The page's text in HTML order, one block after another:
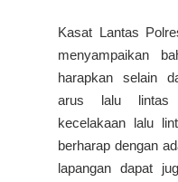
Kasat Lantas
menyampaikan
harapkan selain
arus lalu lintas
kecelakaan lalu
berharap dengan
lapangan dapat